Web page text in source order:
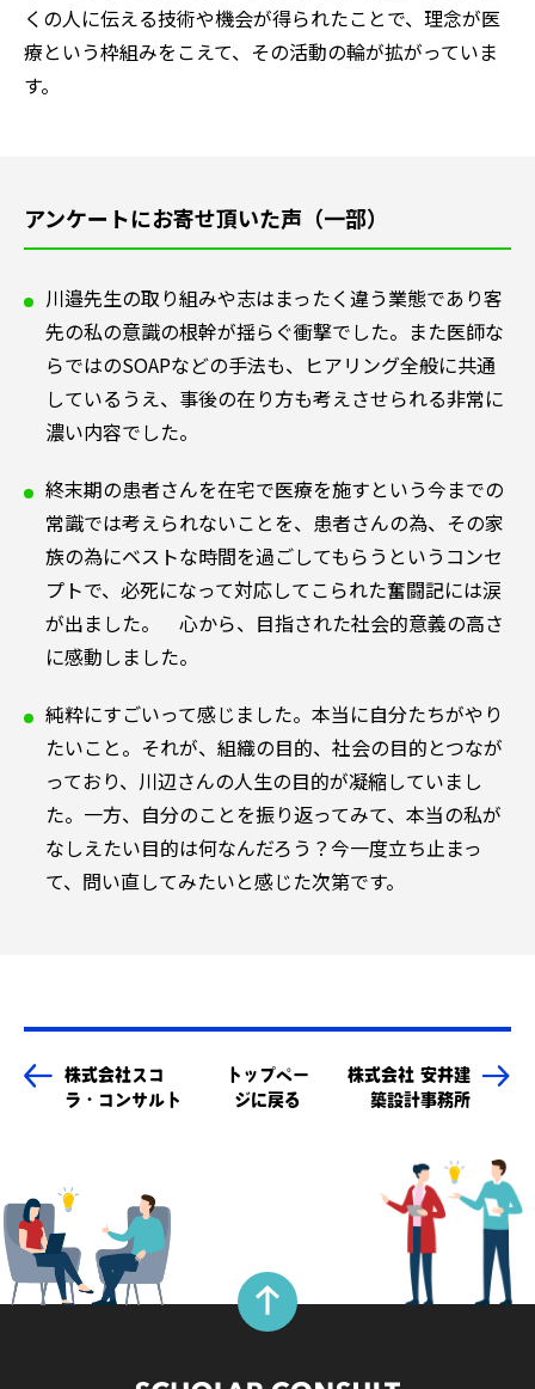
くの人に伝える技術や機会が得られたことで、理念が医
療という枠組みをこえて、その活動の輪が拡がっていま
す。
アンケートにお寄せ頂いた声（一部）
川邉先生の取り組みや志はまったく違う業態であり客
先の私の意識の根幹が揺らぐ衝撃でした。また医師な
らではのSOAPなどの手法も、ヒアリング全般に共通
しているうえ、事後の在り方も考えさせられる非常に
濃い内容でした。
終末期の患者さんを在宅で医療を施すという今までの
常識では考えられないことを、患者さんの為、その家
族の為にベストな時間を過ごしてもらうというコンセ
プトで、必死になって対応してこられた奮闘記には涙
が出ました。 心から、目指された社会的意義の高さ
に感動しました。
純粋にすごいって感じました。本当に自分たちがやり
たいこと。それが、組織の目的、社会の目的とつなが
っており、川辺さんの人生の目的が凝縮していまし
た。一方、自分のことを振り返ってみて、本当の私が
なしえたい目的は何なんだろう？今一度立ち止まっ
て、問い直してみたいと感じた次第です。
株式会社スコ
ラ・コンサルト
トップペー
ジに戻る
株式会社 安井建
築設計事務所